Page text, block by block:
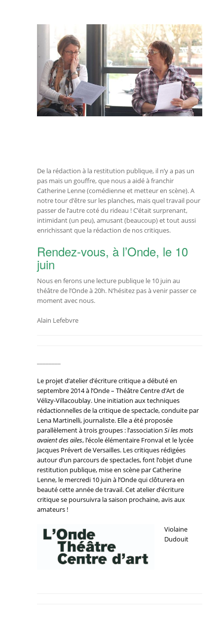
De la rédaction à la restitution publique, il n’y a pas un
pas mais un gouffre, que nous a aidé à franchir
Catherine Lenne (comédienne et metteur en scène). A
notre tour d’être sur les planches, mais quel travail pour
passer de l’autre coté du rideau ! C’était surprenant,
intimidant (un peu), amusant (beaucoup) et tout aussi
enrichissant que la rédaction de nos critiques.
Rendez-vous, à l’Onde, le 10
juin
Nous en ferons une lecture publique le 10 juin au
théâtre de l’Onde à 20h. N’hésitez pas à venir passer ce
moment avec nous.
Alain Lefebvre
Le projet d’atelier d’écriture critique a débuté en
septembre 2014 à l’Onde – Théâtre Centre d’Art de
Vélizy-Villacoublay. Une initiation aux techniques
rédactionnelles de la critique de spectacle, conduite par
Lena Martinelli, journaliste. Elle a été proposée
parallèlement à trois groupes : l’association Si les mots
avaient des ailes, l’école élémentaire Fronval et le lycée
Jacques Prévert de Versailles. Les critiques rédigées
autour d’un parcours de spectacles, font l’objet d’une
restitution publique, mise en scène par Catherine
Lenne, le mercredi 10 juin à l’Onde qui clôturera en
beauté cette année de travail. Cet atelier d’écriture
critique se poursuivra la saison prochaine, avis aux
amateurs !
Violaine
Dudouit